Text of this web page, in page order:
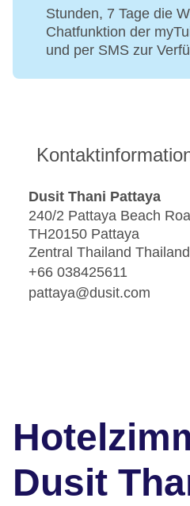
Stunden, 7 Tage die
Chatfunktion der
und per SMS zur
Dusit Thani Pattaya
240/2 Pattaya Beach
TH20150 Pattaya
Zentral Thailand Thailand
+66 038425611
pattaya@dusit.com
Dusit